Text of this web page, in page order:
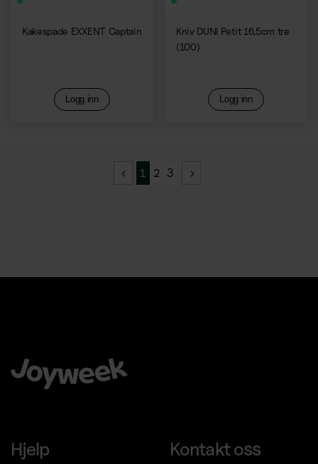
Kakespade EXXENT Captain
Logg inn
Kniv DUNI Petit 16,5cm tre
(100)
Logg inn
1 2 3
Hjelp Kontakt oss